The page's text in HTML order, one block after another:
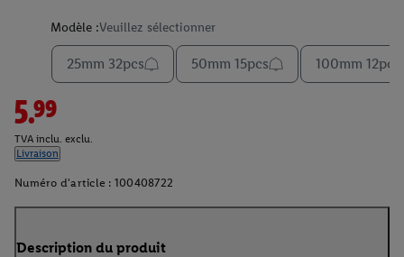
Modèle :Veuillez sélectionner
25mm 32pcs 50mm 15pcs 100mm 12pcs.
5.99
TVA inclu. exclu.
Livraison
Numéro d'article : 100408722
Description du produit